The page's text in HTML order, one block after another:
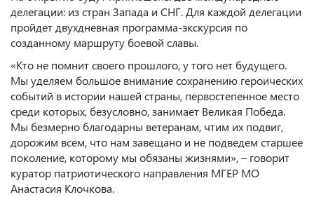
делегации: из стран Запада и СНГ. Для каждой делегации
пройдет двухдневная программа-экскурсия по
созданному маршруту боевой славы.
«Кто не помнит своего прошлого, у того нет будущего.
Мы уделяем большое внимание сохранению героических
событий в истории нашей страны, первостепенное место
среди которых, безусловно, занимает Великая Победа.
Мы безмерно благодарны ветеранам, чтим их подвиг,
дорожим всем, что нам завещано и не подведем старшее
поколение, которому мы обязаны жизнями», – говорит
куратор патриотического направления МГЕР МО
Анастасия Клочкова.